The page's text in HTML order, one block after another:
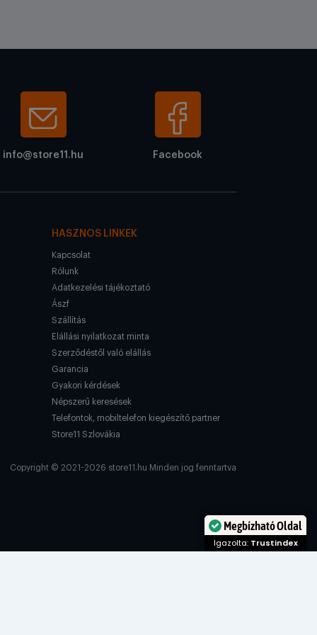
info@store11.hu Facebook
HASZNOS LINKEK
Kapcsolat
Rólunk
Adatkezelési tájékoztató
Ászf
Szállítás
Elállási nyilatkozat minta
Szerződéstől való elállás
Garancia
Gyakori kérdések
Népszerű keresések
Telefontok, mobiltelefon kiegészítő partner
Store11 Szlovákia
Copyright © 2021-2026 store11.hu Minden jog fenntartva
Megbízható Oldal
Igazolta: Trustindex